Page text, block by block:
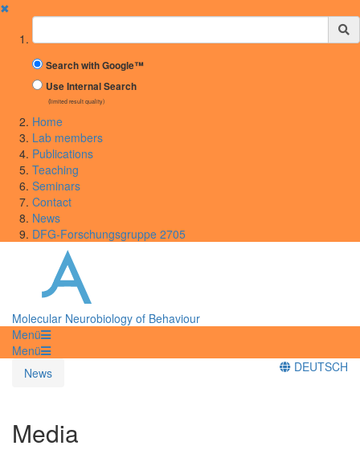
✖
Suchbegriff
Search with Google™
Use Internal Search
(limited result quality)
Home
Lab members
Publications
Teaching
Seminars
Contact
News
DFG-Forschungsgruppe 2705
Molecular Neurobiology of Behaviour
Menü
Menü
News
DEUTSCH
Media